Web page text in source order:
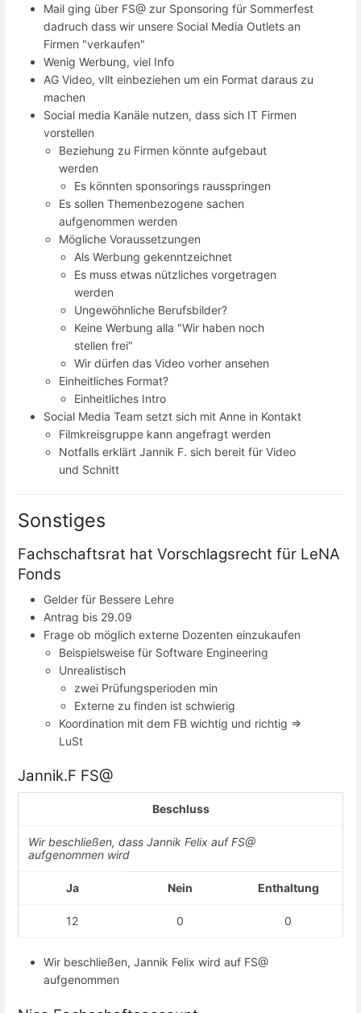
Mail ging über FS@ zur Sponsoring für Sommerfest
dadruch dass wir unsere Social Media Outlets an
Firmen "verkaufen"
Wenig Werbung, viel Info
AG Video, vllt einbeziehen um ein Format daraus zu
machen
Social media Kanäle nutzen, dass sich IT Firmen
vorstellen
Beziehung zu Firmen könnte aufgebaut
werden
Es könnten sponsorings rausspringen
Es sollen Themenbezogene sachen
aufgenommen werden
Mögliche Voraussetzungen
Als Werbung gekenntzeichnet
Es muss etwas nützliches vorgetragen
werden
Ungewöhnliche Berufsbilder?
Keine Werbung alla "Wir haben noch
stellen frei"
Wir dürfen das Video vorher ansehen
Einheitliches Format?
Einheitliches Intro
Social Media Team setzt sich mit Anne in Kontakt
Filmkreisgruppe kann angefragt werden
Notfalls erklärt Jannik F. sich bereit für Video
und Schnitt
Sonstiges
Fachschaftsrat hat Vorschlagsrecht für LeNA
Fonds
Gelder für Bessere Lehre
Antrag bis 29.09
Frage ob möglich externe Dozenten einzukaufen
Beispielsweise für Software Engineering
Unrealistisch
zwei Prüfungsperioden min
Externe zu finden ist schwierig
Koordination mit dem FB wichtig und richtig =>
LuSt
Jannik.F FS@
Beschluss
Wir beschließen, dass Jannik Felix auf FS@
aufgenommen wird
Ja Nein Enthaltung
12 0 0
Wir beschließen, Jannik Felix wird auf FS@
aufgenommen